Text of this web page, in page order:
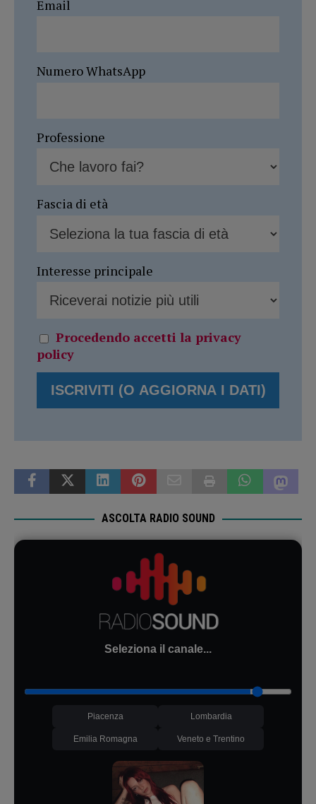
Email
Numero WhatsApp
Professione
Fascia di età
Interesse principale
Procedendo accetti la privacy
policy
ASCOLTA RADIO SOUND
Seleziona il canale...
Piacenza Lombardia
Emilia Romagna Veneto e Trentino